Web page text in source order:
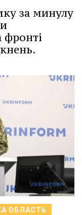
за минулу
фронті
ОБЛАСТЬ